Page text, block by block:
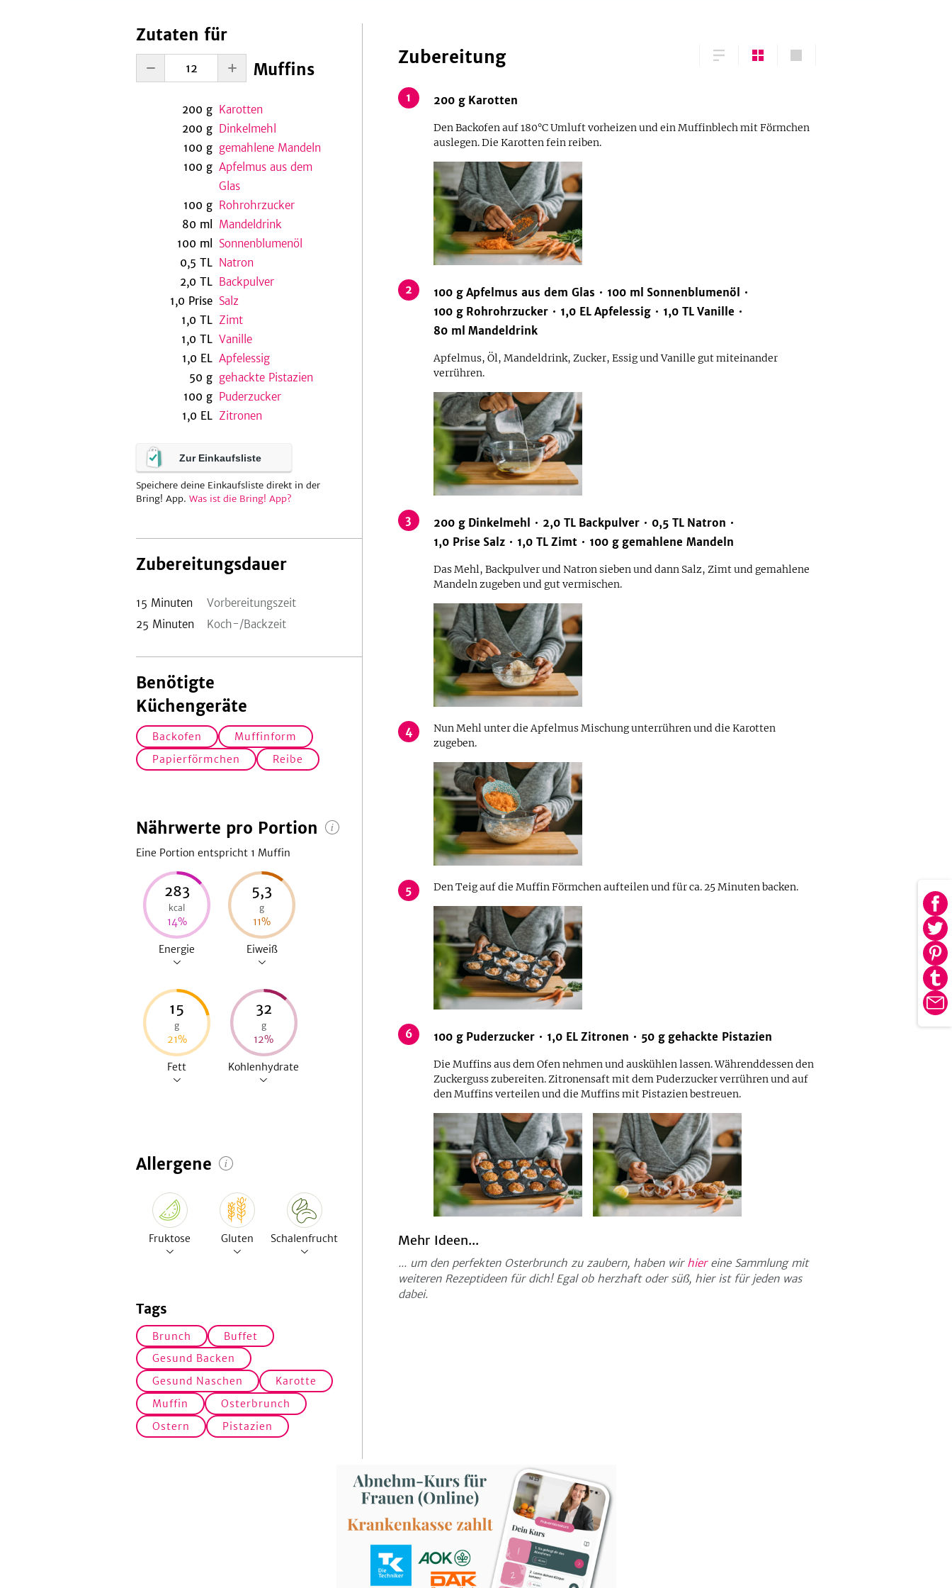
E-
Zutaten für
Muffins
200 g Karotten
200 g Dinkelmehl
100 g gemahlene Mandeln
100 g Apfelmus aus dem
Glas
100 g Rohrohrzucker
80 ml
Mandeldrink
100 ml
Sonnenblumenöl
0,5 TL Natron
2,0 TL Backpulver
1,0 Prise Salz
1,0 TL Zimt
1,0 TL Vanille
1,0 EL Apfelessig
50 g gehackte Pistazien
100 g Puderzucker
1,0 EL Zitronen
Zur Einkaufsliste
Speichere deine Einkaufsliste direkt in der
Bring! App. Was ist die Bring! App?
Zubereitungsdauer
15 Minuten
Vorbereitungszeit
25 Minuten Koch-/Backzeit
Benötigte
Küchengeräte
Backofen
Muffinform
Papierförmchen
Reibe
Nährwerte pro Portion
Eine Portion entspricht 1 Muffin
283
kcal
14%
Energie
5,3
g
11%
Eiweiß
15
g
21%
Fett
32
g
12%
Kohlenhydrate
Allergene
Fruktose Gluten Schalenfrucht
Tags
Brunch
Buffet
Gesund Backen
Gesund Naschen
Karotte
Muffin
Osterbrunch
Ostern
Pistazien
Zubereitung
1 200 g Karotten
Den Backofen auf 180°C Umluft vorheizen und ein Muffinblech mit Förmchen
auslegen. Die Karotten fein reiben.
2 100 g Apfelmus aus dem Glas 100 ml Sonnenblumenöl
100 g Rohrohrzucker 1,0 EL Apfelessig 1,0 TL Vanille
80 ml Mandeldrink
Apfelmus, Öl, Mandeldrink, Zucker, Essig und Vanille gut miteinander
verrühren.
3 200 g Dinkelmehl 2,0 TL Backpulver 0,5 TL Natron
1,0 Prise Salz 1,0 TL Zimt 100 g gemahlene Mandeln
Das Mehl, Backpulver und Natron sieben und dann Salz, Zimt und gemahlene
Mandeln zugeben und gut vermischen.
4
Nun Mehl unter die Apfelmus Mischung unterrühren und die Karotten
zugeben.
5 Den Teig auf die Muffin Förmchen aufteilen und für ca. 25 Minuten backen.
6 100 g Puderzucker 1,0 EL Zitronen 50 g gehackte Pistazien
Die Muffins aus dem Ofen nehmen und auskühlen lassen. Währenddessen den
Zuckerguss zubereiten. Zitronensaft mit dem Puderzucker verrühren und auf
den Muffins verteilen und die Muffins mit Pistazien bestreuen.
Mehr Ideen...
... um den perfekten Osterbrunch zu zaubern, haben wir hier eine Sammlung mit
weiteren Rezeptideen für dich! Egal ob herzhaft oder süß, hier ist für jeden was
dabei.